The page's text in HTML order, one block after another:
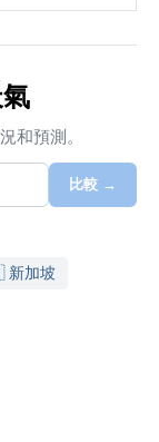
和預測。
比較 →
加坡